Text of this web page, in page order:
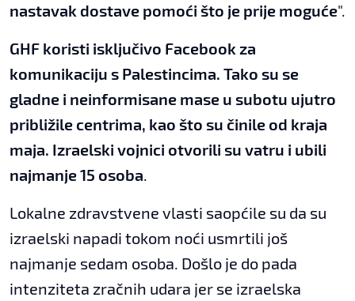
nastavak dostave pomoći što je prije moguće".
GHF koristi isključivo Facebook za
komunikaciju s Palestincima. Tako su se
gladne i neinformisane mase u subotu ujutro
približile centrima, kao što su činile od kraja
maja. Izraelski vojnici otvorili su vatru i ubili
najmanje 15 osoba.
Lokalne zdravstvene vlasti saopćile su da su
izraelski napadi tokom noći usmrtili još
najmanje sedam osoba. Došlo je do pada
intenziteta zračnih udara jer se izraelska